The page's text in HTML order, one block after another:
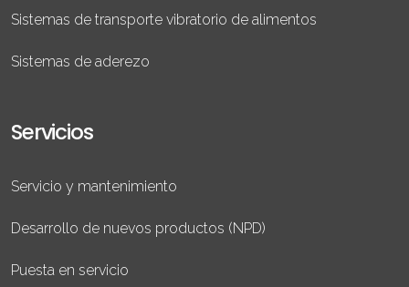
Sistemas de transporte vibratorio de alimentos
Sistemas de aderezo
Servicios
Servicio y mantenimiento
Desarrollo de nuevos productos (NPD)
Puesta en servicio